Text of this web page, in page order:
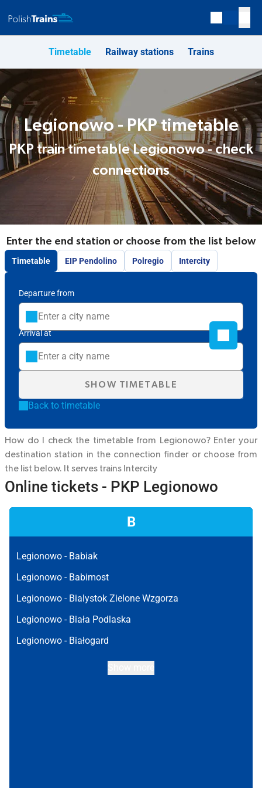
Timetable Railway stations Trains
Legionowo - PKP timetable
PKP train timetable Legionowo - check
connections
Enter the end station or choose from the list below
Timetable EIP Pendolino Polregio Intercity
Departure from
Arrival at
SHOW TIMETABLE
Back to timetable
How do I check the timetable from Legionowo? Enter your
destination station in the connection finder or choose from
the list below. It serves trains Intercity
Online tickets - PKP Legionowo
B
Legionowo - Babiak
Legionowo - Babimost
Legionowo - Bialystok Zielone Wzgorza
Legionowo - Biała Podlaska
Legionowo - Białogard